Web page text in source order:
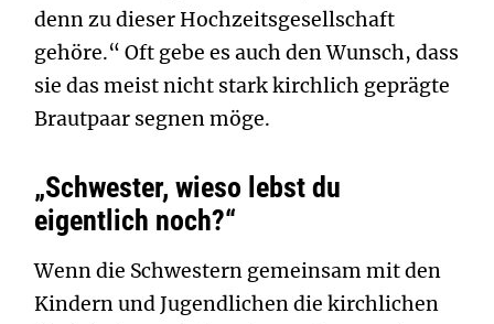
denn zu dieser Hochzeitsgesellschaft
gehöre.“ Oft gebe es auch den Wunsch, dass
sie das meist nicht stark kirchlich geprägte
Brautpaar segnen möge.
„Schwester, wieso lebst du
eigentlich noch?“
Wenn die Schwestern gemeinsam mit den
Kindern und Jugendlichen die kirchlichen